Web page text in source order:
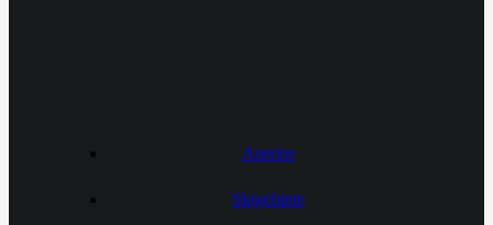
Anreise
Skigebiete